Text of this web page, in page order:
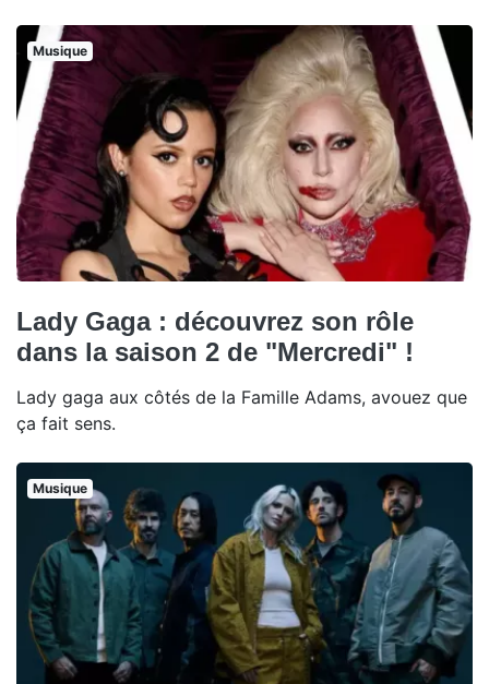
Musique
Lady Gaga : découvrez son rôle
dans la saison 2 de "Mercredi" !
Lady gaga aux côtés de la Famille Adams, avouez que
ça fait sens.
Musique